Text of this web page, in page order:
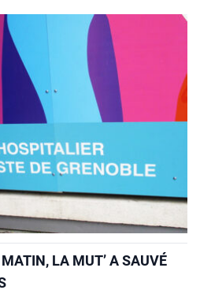
LA MUT’ A SAUVÉ